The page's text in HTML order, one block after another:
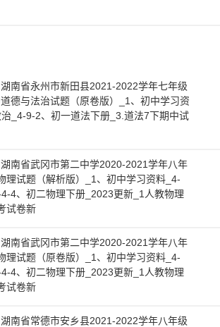
南省永州市新田县2021-2022学年七年级
德与法治试题（原卷版）_1、初中学习资
_4-9-2、初一道法下册_3.道法7下期中试
南省武冈市第二中学2020-2021学年八年
理试题（解析版）_1、初中学习资料_4-
4、初二物理下册_2023更新_1人教物理
试卷新
南省武冈市第二中学2020-2021学年八年
理试题（原卷版）_1、初中学习资料_4-
4、初二物理下册_2023更新_1人教物理
试卷新
南省常德市安乡县2021-2022学年八年级